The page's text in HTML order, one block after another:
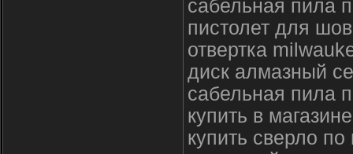
сабельная пила
пистолет для
отвертка
диск алмазный
сабельная пила
купить в
купить сверло